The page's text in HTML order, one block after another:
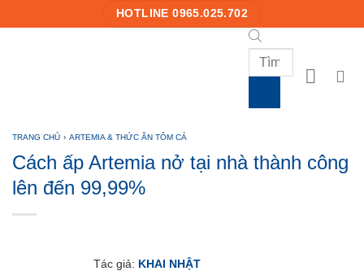
to
HOTLINE 0965.025.702
Products
search
TRANG CHỦ › ARTEMIA & THỨC ĂN TÔM CÁ
Cách ấp Artemia nở tại nhà thành công
lên đến 99,99%
Tác giả: KHAI NHẬT